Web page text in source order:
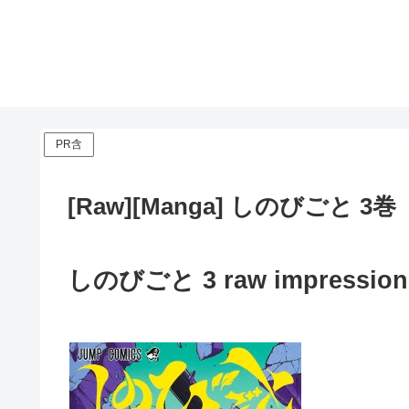
PR含
[Raw][Manga] しのびごと 3巻
しのびごと 3 raw impression